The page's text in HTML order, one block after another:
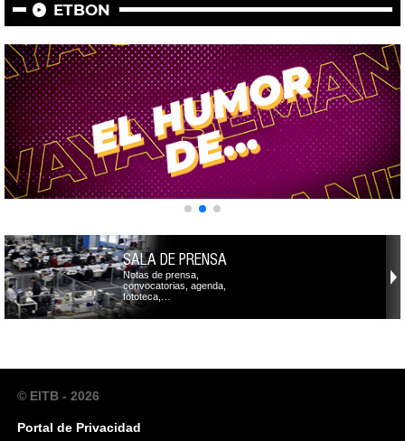
ETBON
SALA DE PRENSA
Notas de prensa,
convocatorias, agenda,
fototeca,…
© EITB - 2026
Portal de Privacidad